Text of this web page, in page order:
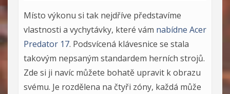
Místo výkonu si tak nejdříve představíme
vlastnosti a vychytávky, které vám nabídne Acer
Predator 17. Podsvícená klávesnice se stala
takovým nepsaným standardem herních strojů.
Zde si ji navíc můžete bohatě upravit k obrazu
svému. Je rozdělena na čtyři zóny, každá může